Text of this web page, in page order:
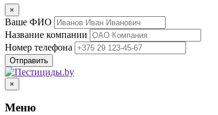
×
Ваше ФИО
Название компании
Номер телефона
×
Меню